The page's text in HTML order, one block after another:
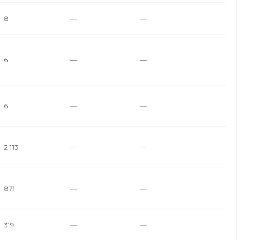
8 — —
6 — —
6 — —
2 113 — —
871 — —
319 — —